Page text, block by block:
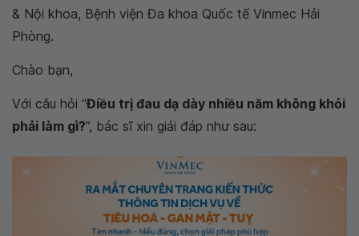
& Nội khoa, Bệnh viện Đa khoa Quốc tế Vinmec Hải
Phòng.
Chào bạn,
Với câu hỏi “Điều trị đau dạ dày nhiều năm không khỏi
phải làm gì?”, bác sĩ xin giải đáp như sau: